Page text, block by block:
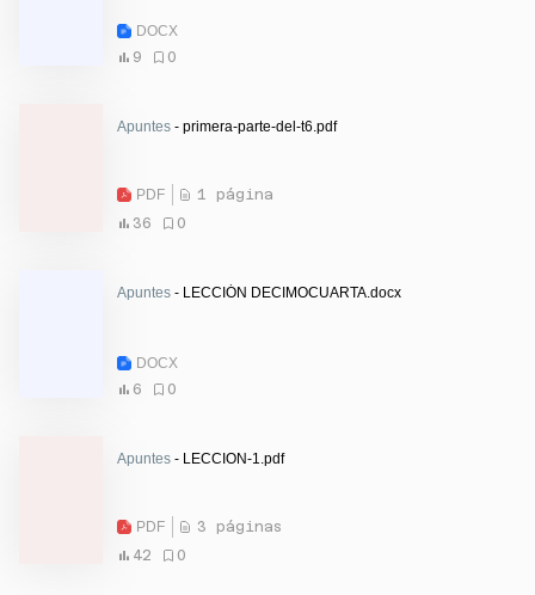
DOCX
9
0
Apuntes - primera-parte-del-t6.pdf
PDF
1 página
36
0
Apuntes - LECCIÓN DECIMOCUARTA.docx
DOCX
6
0
Apuntes - LECCION-1.pdf
PDF
3 páginas
42
0